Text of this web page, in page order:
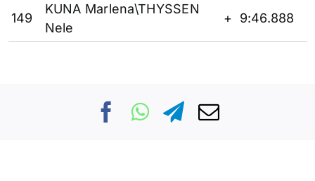
149
KUNA Marlena\THYSSEN
Nele
+ 9:46.888